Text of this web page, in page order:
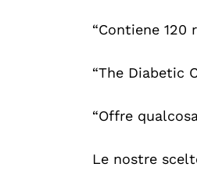
“Contiene
“The Diabetic
“Offre
Le nostre